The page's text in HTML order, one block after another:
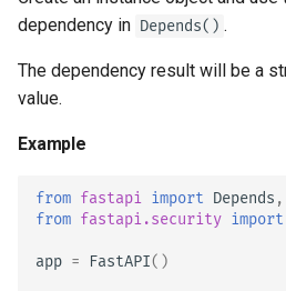
dependency in Depends() .
The dependency result will be a
value.
Example
from fastapi import Depends ,
from fastapi.security import
app = FastAPI()